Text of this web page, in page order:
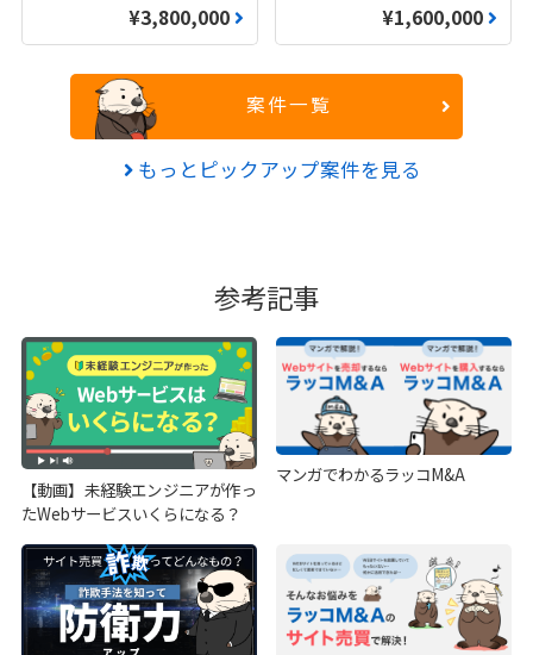
¥3,800,000 ¥1,600,000
案件一覧
もっとピックアップ案件を見る
参考記事
【動画】未経験エンジニアが作っ
たWebサービスいくらになる？
マンガでわかるラッコM&A